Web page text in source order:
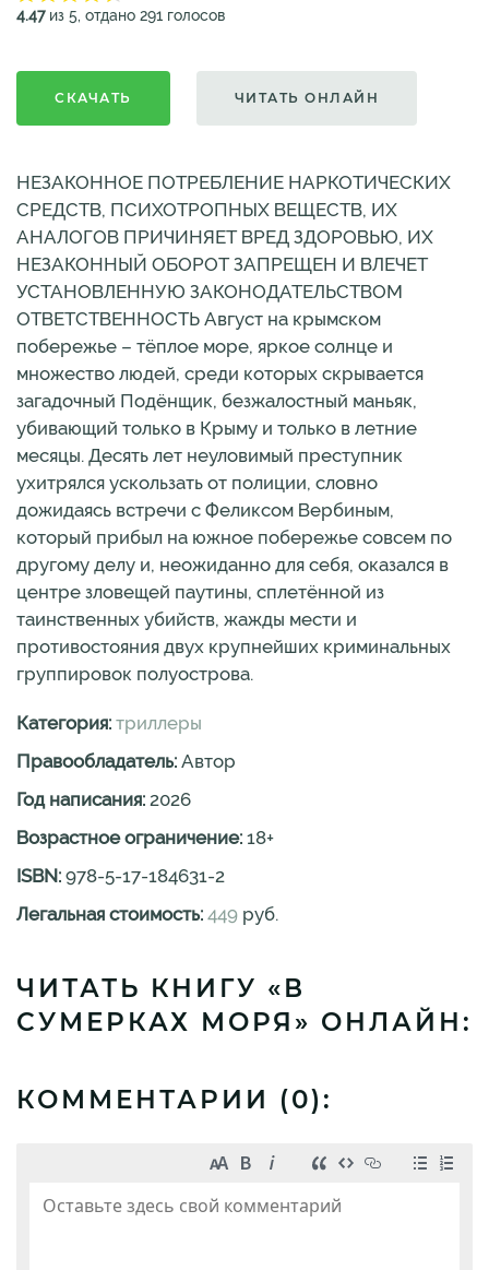
4.47из 5, отдано 291 голосов
СКАЧАТЬ ЧИТАТЬ ОНЛАЙН
НЕЗАКОННОЕ ПОТРЕБЛЕНИЕ НАРКОТИЧЕСКИХ
СРЕДСТВ, ПСИХОТРОПНЫХ ВЕЩЕСТВ, ИХ
АНАЛОГОВ ПРИЧИНЯЕТ ВРЕД ЗДОРОВЬЮ, ИХ
НЕЗАКОННЫЙ ОБОРОТ ЗАПРЕЩЕН И ВЛЕЧЕТ
УСТАНОВЛЕННУЮ ЗАКОНОДАТЕЛЬСТВОМ
ОТВЕТСТВЕННОСТЬ Август на крымском
побережье – тёплое море, яркое солнце и
множество людей, среди которых скрывается
загадочный Подёнщик, безжалостный маньяк,
убивающий только в Крыму и только в летние
месяцы. Десять лет неуловимый преступник
ухитрялся ускользать от полиции, словно
дожидаясь встречи с Феликсом Вербиным,
который прибыл на южное побережье совсем по
другому делу и, неожиданно для себя, оказался в
центре зловещей паутины, сплетённой из
таинственных убийств, жажды мести и
противостояния двух крупнейших криминальных
группировок полуострова.
Категория: триллеры
Правообладатель: Автор
Год написания: 2026
Возрастное ограничение: 18+
ISBN: 978-5-17-184631-2
Легальная стоимость: 449 руб.
ЧИТАТЬ КНИГУ «В
СУМЕРКАХ МОРЯ» ОНЛАЙН:
КОММЕНТАРИИ (0):